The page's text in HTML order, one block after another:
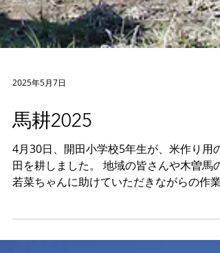
2025年5月7日
馬耕2025
4月30日、開田小学校5年生が、米作り用の
田を耕しました。 地域の皆さんや木曽馬の